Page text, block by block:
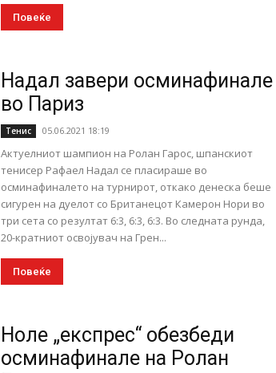
Повеќе
Надал завери осминафинале
во Париз
Тенис 05.06.2021 18:19
Актуелниот шампион на Ролан Гарос, шпанскиот
тенисер Рафаел Надал се пласираше во
осминафиналето на турнирот, откако денеска беше
сигурен на дуелот со Британецот Камерон Нори во
три сета со резултат 6:3, 6:3, 6:3. Во следната рунда,
20-кратниот освојувач на Грен...
Повеќе
Ноле „експрес“ обезбеди
осминафинале на Ролан